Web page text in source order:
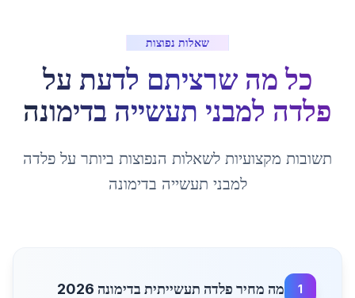
שאלות נפוצות
כל מה שרציתם לדעת על
פלדה למבני תעשייה בדימונה
תשובות מקצועיות לשאלות הנפוצות ביותר על פלדה
למבני תעשייה בדימונה
1 מה מחיר פלדה תעשייתית בדימונה 2026